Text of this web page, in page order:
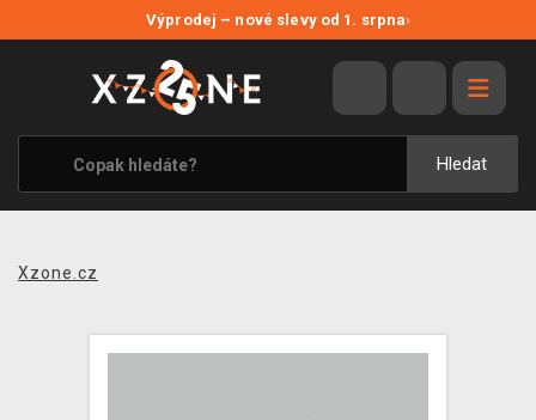
Výprodej – nové slevy od 1. srpna›
Hledat
VÝPRODEJ
VIDEOHRY
XZONE ORIGINALS
TÉMATIKY
SPOLEČENSKÉ HRY
Xzone.cz